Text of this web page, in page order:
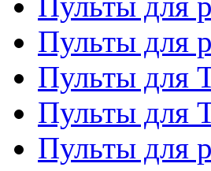
Пульты для
Пульты для
Пульты для
Пульты для